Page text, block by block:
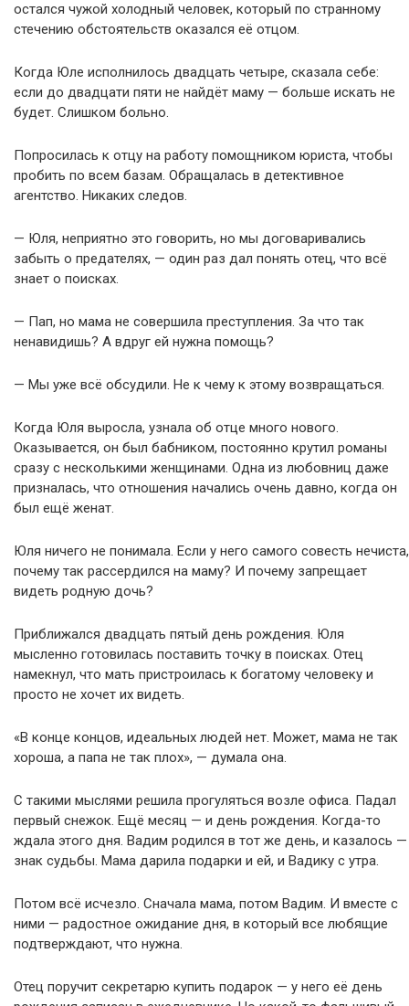
остался чужой холодный человек, который по странному
стечению обстоятельств оказался её отцом.
Когда Юле исполнилось двадцать четыре, сказала себе:
если до двадцати пяти не найдёт маму — больше искать не
будет. Слишком больно.
Попросилась к отцу на работу помощником юриста, чтобы
пробить по всем базам. Обращалась в детективное
агентство. Никаких следов.
— Юля, неприятно это говорить, но мы договаривались
забыть о предателях, — один раз дал понять отец, что всё
знает о поисках.
— Пап, но мама не совершила преступления. За что так
ненавидишь? А вдруг ей нужна помощь?
— Мы уже всё обсудили. Не к чему к этому возвращаться.
Когда Юля выросла, узнала об отце много нового.
Оказывается, он был бабником, постоянно крутил романы
сразу с несколькими женщинами. Одна из любовниц даже
призналась, что отношения начались очень давно, когда он
был ещё женат.
Юля ничего не понимала. Если у него самого совесть нечиста,
почему так рассердился на маму? И почему запрещает
видеть родную дочь?
Приближался двадцать пятый день рождения. Юля
мысленно готовилась поставить точку в поисках. Отец
намекнул, что мать пристроилась к богатому человеку и
просто не хочет их видеть.
«В конце концов, идеальных людей нет. Может, мама не так
хороша, а папа не так плох», — думала она.
С такими мыслями решила прогуляться возле офиса. Падал
первый снежок. Ещё месяц — и день рождения. Когда-то
ждала этого дня. Вадим родился в тот же день, и казалось —
знак судьбы. Мама дарила подарки и ей, и Вадику с утра.
Потом всё исчезло. Сначала мама, потом Вадим. И вместе с
ними — радостное ожидание дня, в который все любящие
подтверждают, что нужна.
Отец поручит секретарю купить подарок — у него её день